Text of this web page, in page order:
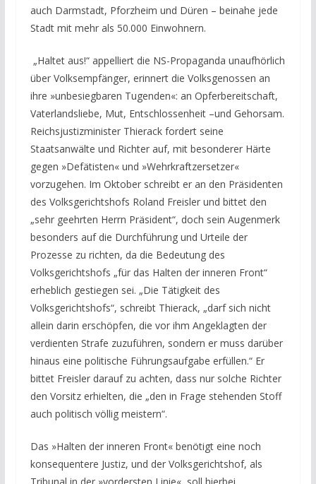
auch Darmstadt, Pforzheim und Düren – beinahe jede
Stadt mit mehr als 50.000 Einwohnern.
„Haltet aus!“ appelliert die NS-Propaganda unaufhörlich
über Volksempfänger, erinnert die Volksgenossen an
ihre »unbesiegbaren Tugenden«: an Opferbereitschaft,
Vaterlandsliebe, Mut, Entschlossenheit –und Gehorsam.
Reichsjustizminister Thierack fordert seine
Staatsanwälte und Richter auf, mit besonderer Härte
gegen »Defätisten« und »Wehrkraftzersetzer«
vorzugehen. Im Oktober schreibt er an den Präsidenten
des Volksgerichtshofs Roland Freisler und bittet den
„sehr geehrten Herrn Präsident“, doch sein Augenmerk
besonders auf die Durchführung und Urteile der
Prozesse zu richten, da die Bedeutung des
Volksgerichtshofs „für das Halten der inneren Front“
erheblich gestiegen sei. „Die Tätigkeit des
Volksgerichtshofs“, schreibt Thierack, „darf sich nicht
allein darin erschöpfen, die vor ihm Angeklagten der
verdienten Strafe zuzuführen, sondern er muss darüber
hinaus eine politische Führungsaufgabe erfüllen.“ Er
bittet Freisler darauf zu achten, dass nur solche Richter
den Vorsitz erhielten, die „den in Frage stehenden Stoff
auch politisch völlig meistern“.
Das »Halten der inneren Front« benötigt eine noch
konsequentere Justiz, und der Volksgerichtshof, als